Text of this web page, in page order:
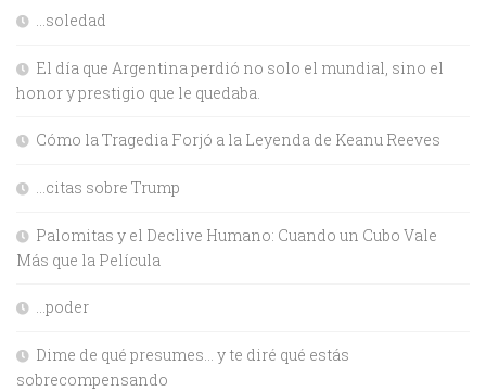
…soledad
El día que Argentina perdió no solo el mundial, sino el
honor y prestigio que le quedaba.
Cómo la Tragedia Forjó a la Leyenda de Keanu Reeves
…citas sobre Trump
Palomitas y el Declive Humano: Cuando un Cubo Vale
Más que la Película
…poder
Dime de qué presumes… y te diré qué estás
sobrecompensando